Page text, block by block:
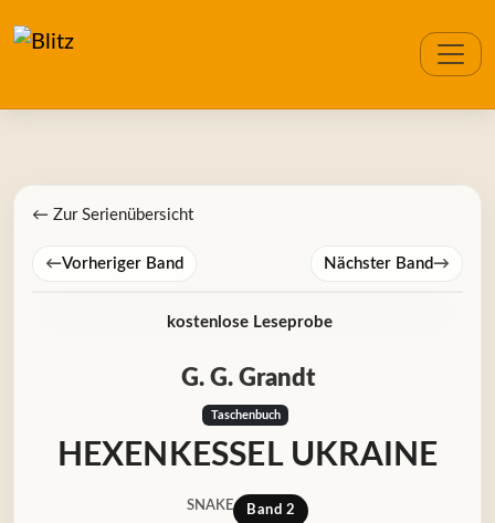
← Zur Serienübersicht
←Vorheriger Band Nächster Band→
kostenlose Leseprobe
G. G. Grandt
Taschenbuch
HEXENKESSEL UKRAINE
SNAKE Band 2